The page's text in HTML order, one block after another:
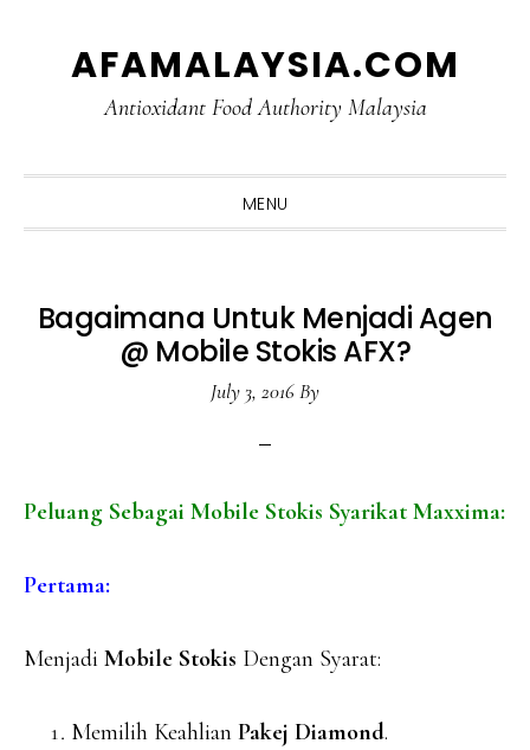
AFAMALAYSIA.COM
Antioxidant Food Authority Malaysia
MENU
Bagaimana Untuk Menjadi Agen
@ Mobile Stokis AFX?
July 3, 2016By
Peluang Sebagai Mobile Stokis Syarikat Maxxima:
Pertama:
Menjadi Mobile Stokis Dengan Syarat:
Memilih Keahlian Pakej Diamond.